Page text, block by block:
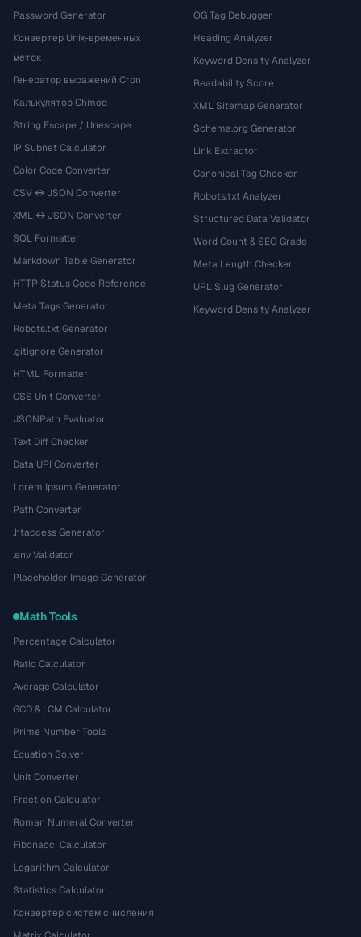
Password Generator
Конвертер Unix-временных
меток
Генератор выражений Cron
Калькулятор Chmod
String Escape / Unescape
IP Subnet Calculator
Color Code Converter
CSV ↔ JSON Converter
XML ↔ JSON Converter
SQL Formatter
Markdown Table Generator
HTTP Status Code Reference
Meta Tags Generator
Robots.txt Generator
.gitignore Generator
HTML Formatter
CSS Unit Converter
JSONPath Evaluator
Text Diff Checker
Data URI Converter
Lorem Ipsum Generator
Path Converter
.htaccess Generator
.env Validator
Placeholder Image Generator
OG Tag Debugger
Heading Analyzer
Keyword Density Analyzer
Readability Score
XML Sitemap Generator
Schema.org Generator
Link Extractor
Canonical Tag Checker
Robots.txt Analyzer
Structured Data Validator
Word Count & SEO Grade
Meta Length Checker
URL Slug Generator
Keyword Density Analyzer
Math Tools
Percentage Calculator
Ratio Calculator
Average Calculator
GCD & LCM Calculator
Prime Number Tools
Equation Solver
Unit Converter
Fraction Calculator
Roman Numeral Converter
Fibonacci Calculator
Logarithm Calculator
Statistics Calculator
Конвертер систем счисления